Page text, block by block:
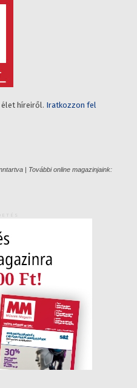
híreiről. Iratkozzon fel
| További online magazinjaink: